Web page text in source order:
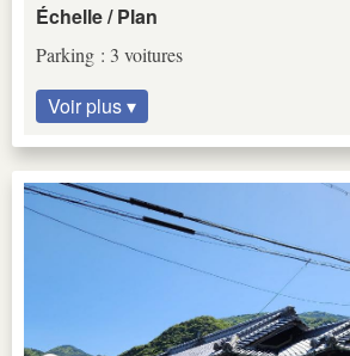
Échelle / Plan
Parking : 3 voitures
Voir plus ▾